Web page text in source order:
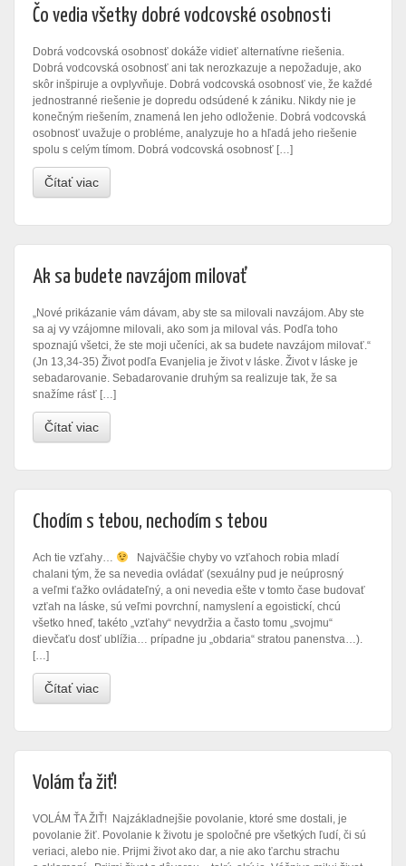
Čo vedia všetky dobré vodcovské osobnosti
Dobrá vodcovská osobnosť dokáže vidieť alternatívne riešenia.
Dobrá vodcovská osobnosť ani tak nerozkazuje a nepožaduje, ako
skôr inšpiruje a ovplyvňuje. Dobrá vodcovská osobnosť vie, že každé
jednostranné riešenie je dopredu odsúdené k zániku. Nikdy nie je
konečným riešením, znamená len jeho odloženie. Dobrá vodcovská
osobnosť uvažuje o probléme, analyzuje ho a hľadá jeho riešenie
spolu s celým tímom. Dobrá vodcovská osobnosť […]
Čítať viac
Ak sa budete navzájom milovať
„Nové prikázanie vám dávam, aby ste sa milovali navzájom. Aby ste
sa aj vy vzájomne milovali, ako som ja miloval vás. Podľa toho
spoznajú všetci, že ste moji učeníci, ak sa budete navzájom milovať.“
(Jn 13,34-35) Život podľa Evanjelia je život v láske. Život v láske je
sebadarovanie. Sebadarovanie druhým sa realizuje tak, že sa
snažíme rásť […]
Čítať viac
Chodím s tebou, nechodím s tebou
Ach tie vzťahy…
Najväčšie chyby vo vzťahoch robia mladí
chalani tým, že sa nevedia ovládať (sexuálny pud je neúprosný
a veľmi ťažko ovládateľný, a oni nevedia ešte v tomto čase budovať
vzťah na láske, sú veľmi povrchní, namyslení a egoistickí, chcú
všetko hneď, takéto „vzťahy“ nevydržia a často tomu „svojmu“
dievčaťu dosť ublížia… prípadne ju „obdaria“ stratou panenstva…).
[…]
Čítať viac
Volám ťa žiť!
VOLÁM ŤA ŽIŤ! Najzákladnejšie povolanie, ktoré sme dostali, je
povolanie žiť. Povolanie k životu je spoločné pre všetkých ľudí, či sú
veriaci, alebo nie. Prijmi život ako dar, a nie ako ťarchu strachu